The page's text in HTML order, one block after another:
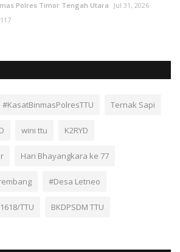
Polres Timor Tengah Utara
Jul 31, 2026
117
#KasatBinmasPolresTTU Ternak Sapi
wini ttu K2RYD
Hari Bhayangkara ke 77
#Desa Letneo
1618/TTU BKDPSDM TTU